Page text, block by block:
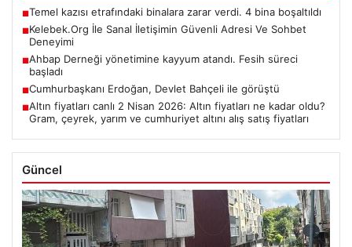
■Temel kazısı etrafındaki binalara zarar verdi. 4 bina boşaltıldı
■Kelebek.Org İle Sanal İletişimin Güvenli Adresi Ve Sohbet
Deneyimi
■Ahbap Derneği yönetimine kayyum atandı. Fesih süreci
başladı
■Cumhurbaşkanı Erdoğan, Devlet Bahçeli ile görüştü
■Altın fiyatları canlı 2 Nisan 2026: Altın fiyatları ne kadar oldu?
Gram, çeyrek, yarım ve cumhuriyet altını alış satış fiyatları
Güncel